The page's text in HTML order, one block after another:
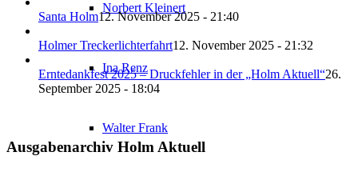
Norbert Kleinert
Ina Renz
Walter Frank
Santa Holm12. November 2025 - 21:40
Holmer Treckerlichterfahrt12. November 2025 - 21:32
Erntedankfest 2025 – Druckfehler in der „Holm Aktuell“26.
September 2025 - 18:04
Ausgabenarchiv Holm Aktuell